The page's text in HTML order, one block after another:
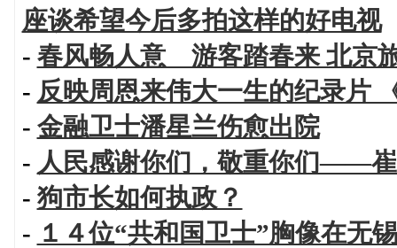
座谈希望今后多拍这样的好电视
- 春风畅人意 游客踏春来 北京
- 反映周恩来伟大一生的纪录片
- 金融卫士潘星兰伤愈出院
- 人民感谢你们，敬重你们——
- 狗市长如何执政？
- １４位“共和国卫士”胸像在无